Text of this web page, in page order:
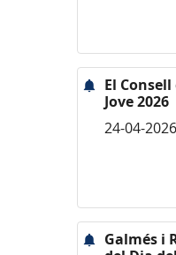
El
Jove 2026
24-04-
Galmés i